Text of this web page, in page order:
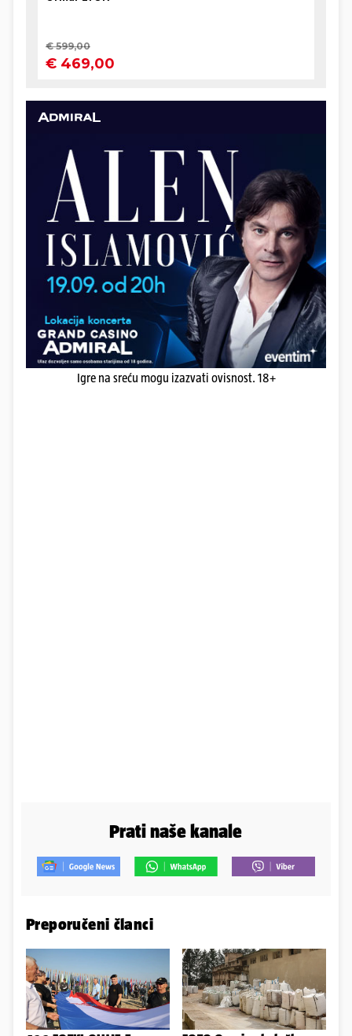
Igre na sreću mogu izazvati ovisnost. 18+
Prati naše kanale
Preporučeni članci